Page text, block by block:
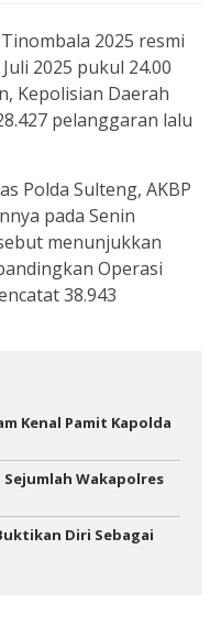
2025 resmi
2025 pukul 24.00
Kepolisian Daerah
pelanggaran lalu
Polda Sulteng, AKBP
pada Senin
menunjukkan
Operasi
38.943
Kenal Pamit Kapolda
Sejumlah Wakapolres
Diri Sebagai